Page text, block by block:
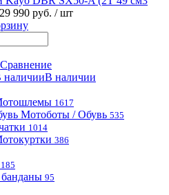
29 990 руб. / шт
Сравнение
В наличии
1617
Мотоботы / Обувь 535
1014
386
185
95